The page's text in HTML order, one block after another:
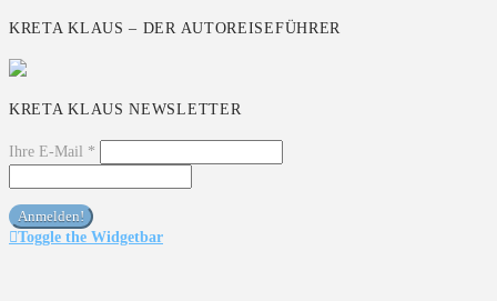
KRETA KLAUS – DER AUTOREISEFÜHRER
KRETA KLAUS NEWSLETTER
Ihre E-Mail *
Toggle the Widgetbar